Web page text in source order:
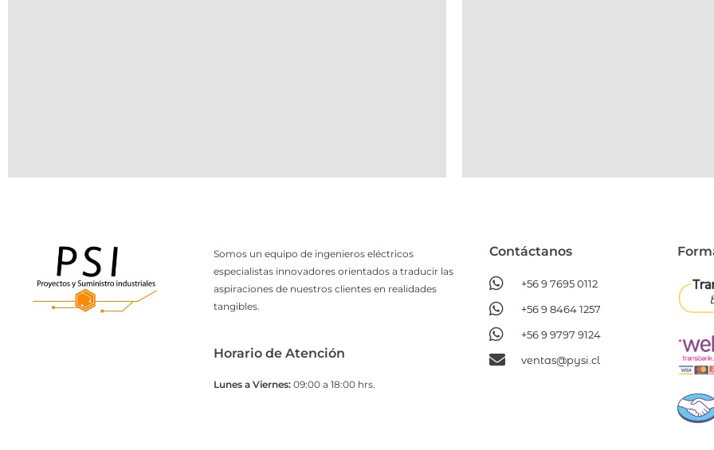
Somos un equipo de ingenieros eléctricos
especialistas innovadores orientados a traducir las
aspiraciones de nuestros clientes en realidades
tangibles.
Horario de Atención
Lunes a Viernes:09:00 a 18:00 hrs.
Contáctanos​
+56 9 7695 0112
+56 9 8464 1257
+56 9 9797 9124
ventas@pysi.cl